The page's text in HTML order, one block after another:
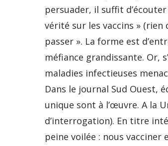
persuader, il suffit
vérité sur les vaccins »
passer ». La forme est
méfiance grandissante. Or,
maladies infectieuses
Dans le journal Sud Ouest,
unique sont à l’œuvre. A la
d’interrogation). En titre
peine voilée : nous vacciner